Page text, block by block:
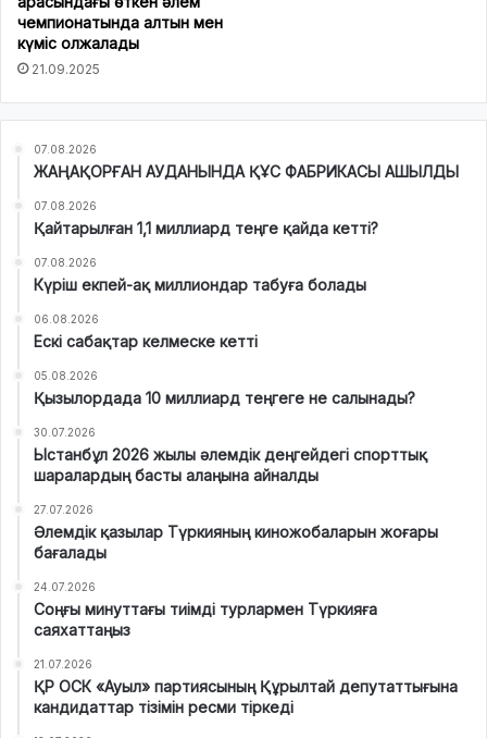
чемпионатында алтын мен
күміс олжалады
21.09.2025
07.08.2026
ЖАҢАҚОРҒАН АУДАНЫНДА ҚҰС ФАБРИКАСЫ АШЫЛДЫ
07.08.2026
Қайтарылған 1,1 миллиард теңге қайда кетті?
07.08.2026
Күріш екпей-ақ миллиондар табуға болады
06.08.2026
Ескі сабақтар келмеске кетті
05.08.2026
Қызылордада 10 миллиард теңгеге не салынады?
30.07.2026
Ыстанбұл 2026 жылы әлемдік деңгейдегі спорттық
шаралардың басты алаңына айналды
27.07.2026
Әлемдік қазылар Түркияның киножобаларын жоғары
бағалады
24.07.2026
Соңғы минуттағы тиімді турлармен Түркияға
саяхаттаңыз
21.07.2026
ҚР ОСК «Ауыл» партиясының Құрылтай депутаттығына
кандидаттар тізімін ресми тіркеді